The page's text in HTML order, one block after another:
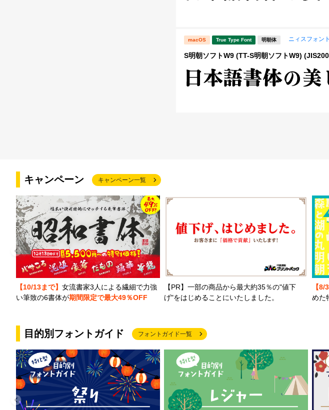
macOS True Type Font 明朝体 ニィスフォント
S明朝ソフトW9 (TT-S明朝ソフトW9)
キャンペーン キャンペーン一覧
【10/13まで】 女流書家3人による繊細で力強
い筆致の6書体が期間限定で最大49％OFF
【PR】一部の商品から最大約35％の"値下
げ"をはじめることにいたしました。
【8/
めた
目的別フォントガイド フォントガイド一覧